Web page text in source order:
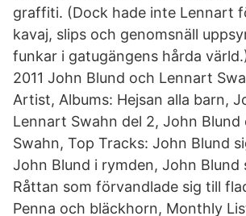
graffiti. (Dock hade inte Lennart
kavaj, slips och genomsnäll
funkar i gatugängens hårda
2011 John Blund och Lennart
Artist, Albums: Hejsan alla barn,
Lennart Swahn del 2, John
Swahn, Top Tracks: John Blund
John Blund i rymden, John Blund
Råttan som förvandlade sig till
Penna och bläckhorn, Monthly